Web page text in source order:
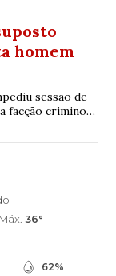
homem
sessão de
criminosa
Máx. 36°
62%